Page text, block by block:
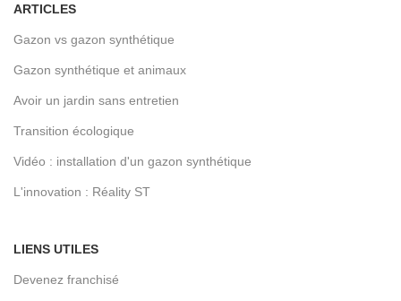
ARTICLES
Gazon vs gazon synthétique
Gazon synthétique et animaux
Avoir un jardin sans entretien
Transition écologique
Vidéo : installation d'un gazon synthétique
L'innovation : Réality ST
LIENS UTILES
Devenez franchisé